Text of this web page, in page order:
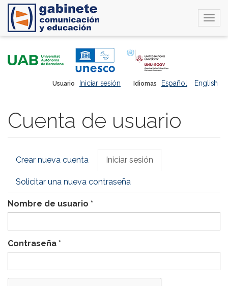
Idiomas Español English
Usuario Iniciar sesión
Cuenta de usuario
Solapas
Crear nueva cuenta Iniciar sesión
activa)
Solicitar una nueva contraseña
Nombre de usuario *
Contraseña *